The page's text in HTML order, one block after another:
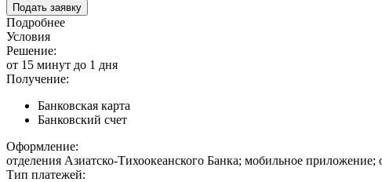
Подать заявку
Подробнее
Условия
Решение:
от 15 минут до 1 дня
Получение:
Банковская карта
Банковский счет
Оформление:
отделения Азиатско-Тихоокеанского Банка; мобильное приложение;
Тип платежей: